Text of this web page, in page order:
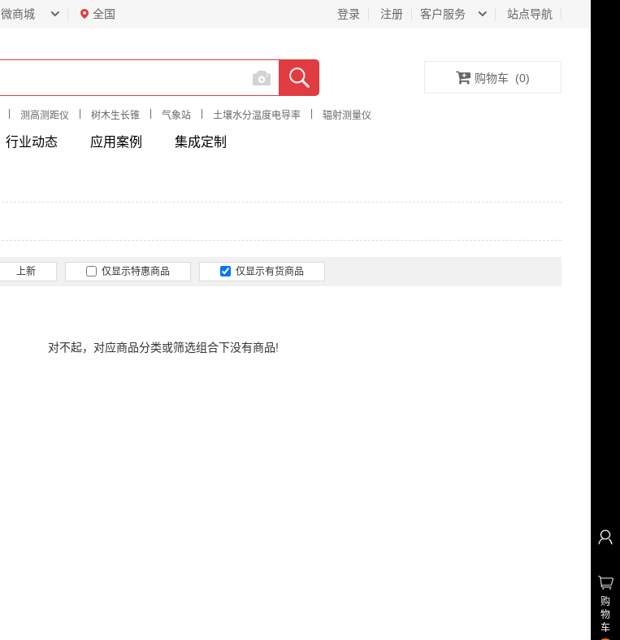
微商城 全国 客户服务 站点导航
登录 注册
测高测距仪 树木生长锥 气象站 土壤水分温度电导率 辐射测量仪
购物车 (0)
行业动态 应用案例 集成定制
上新 仅显示特惠商品 仅显示有货商品
对不起，对应商品分类或筛选组合下没有商品!
购
物
车